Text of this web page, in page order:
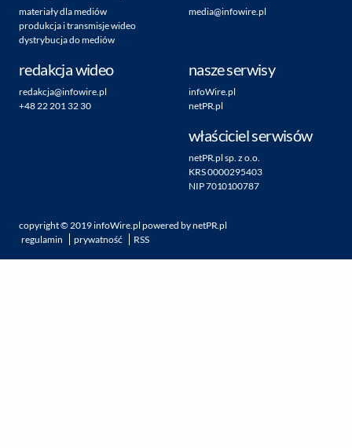
materiały dla mediów
produkcja i transmisje wideo
dystrybucja do mediów
media@infowire.pl
redakcja wideo
redakcja@infowire.pl
+48 22 201 32 30
nasze serwisy
infoWire.pl
netPR.pl
właściciel serwisów
netPR.pl sp. z o.o.
KRS 0000295403
NIP 7010100787
copyright ©2019infoWire.pl powered bynetPR.pl
regulamin
prywatność RSS